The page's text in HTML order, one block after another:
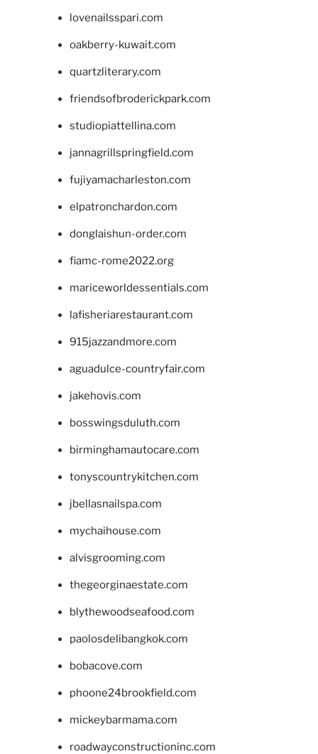
lovenailsspari.com
oakberry-kuwait.com
quartzliterary.com
friendsofbroderickpark.com
studiopiattellina.com
jannagrillspringfield.com
fujiyamacharleston.com
elpatronchardon.com
donglaishun-order.com
fiamc-rome2022.org
mariceworldessentials.com
lafisheriarestaurant.com
915jazzandmore.com
aguadulce-countryfair.com
jakehovis.com
bosswingsduluth.com
birminghamautocare.com
tonyscountrykitchen.com
jbellasnailspa.com
mychaihouse.com
alvisgrooming.com
thegeorginaestate.com
blythewoodseafood.com
paolosdelibangkok.com
bobacove.com
phoone24brookfield.com
mickeybarmama.com
roadwayconstructioninc.com